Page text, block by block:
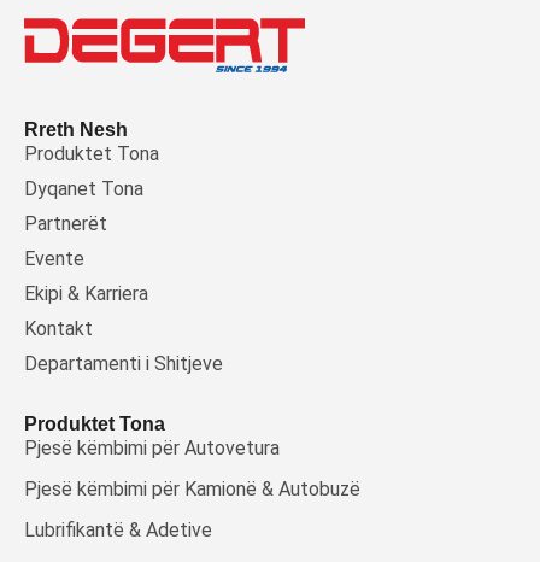
Rreth Nesh
Produktet Tona
Dyqanet Tona
Partnerët
Evente
Ekipi & Karriera
Kontakt
Departamenti i Shitjeve
Produktet Tona
Pjesë këmbimi për Autovetura
Pjesë këmbimi për Kamionë & Autobuzë
Lubrifikantë & Adetive